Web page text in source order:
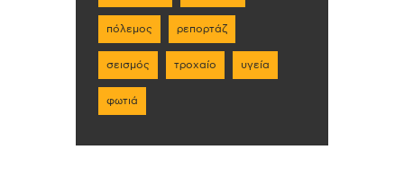
πόλεμος ρεπορτάζ
σεισμός τροχαίο υγεία
φωτιά